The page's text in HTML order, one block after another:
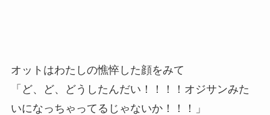
オットはわたしの憔悴した顔をみて
「ど、ど、どうしたんだい！！！！オジサンみた
いになっちゃってるじゃないか！！！」